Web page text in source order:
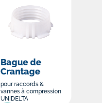
Bague de
Crantage
pour raccords &
vannes à compression
UNIDELTA